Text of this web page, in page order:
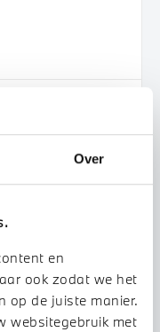
Over
en
ook zodat we het
op de juiste manier.
websitegebruik met